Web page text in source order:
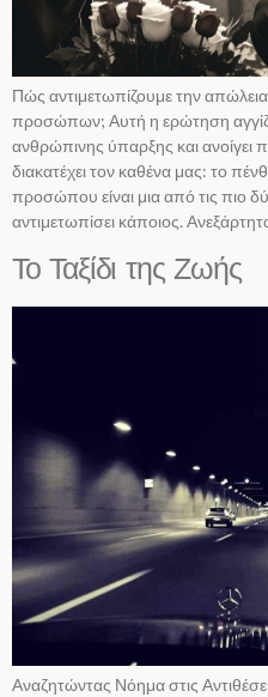
Πώς αντιμετωπίζουμε την
προσώπων; Αυτή η ερώτηση
ανθρώπινης ύπαρξης και
διακατέχει τον καθένα μας: το
προσώπου είναι μια από τις πιο
αντιμετωπίσει κάποιος.
Το Ταξίδι της Ζωής
Αναζητώντας Νόημα στις